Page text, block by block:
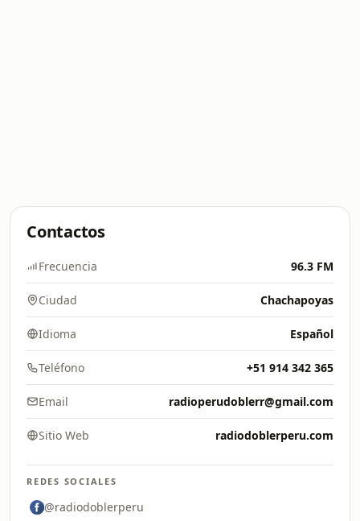
Contactos
Frecuencia 96.3 FM
Ciudad Chachapoyas
Idioma Español
Teléfono +51 914 342 365
Email radioperudoblerr@gmail.com
Sitio Web radiodoblerperu.com
REDES SOCIALES
@radiodoblerperu